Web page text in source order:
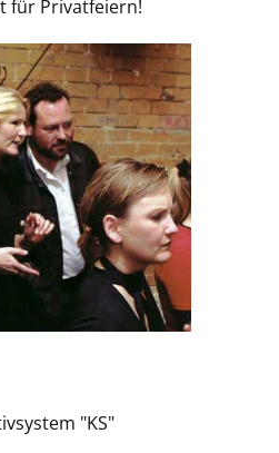
für Privatfeiern!
"KS"